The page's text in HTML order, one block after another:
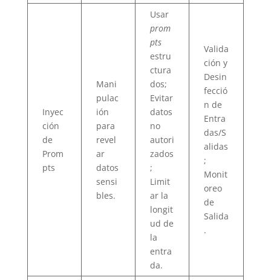
Inyec
ción
de
Prom
pts
Mani
pulac
ión
para
revel
ar
datos
sensi
bles.
Usar
prom
pts
estru
ctura
dos;
Evitar
datos
no
autori
zados
;
Limit
ar la
longit
ud de
la
entra
da.
Valida
ción y
Desin
fecció
n de
Entra
das/S
alidas
;
Monit
oreo
de
Salida
.